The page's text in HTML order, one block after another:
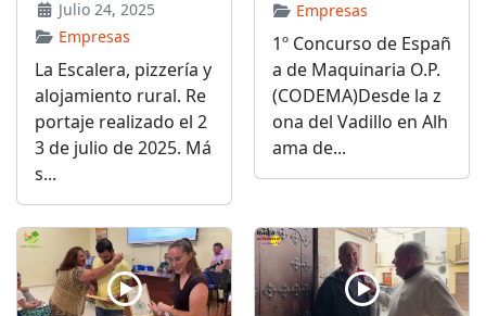
Julio 24, 2025
Empresas
La Escalera, pizzería y
alojamiento rural. Re
portaje realizado el 2
3 de julio de 2025. Má
s...
Empresas
1º Concurso de Españ
a de Maquinaria O.P.
(CODEMA)Desde la z
ona del Vadillo en Alh
ama de...